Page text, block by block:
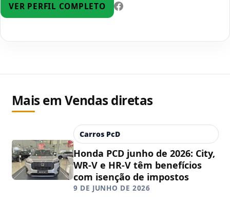
VER PERFIL COMPLETO
Mais em Vendas diretas
Carros PcD
Honda PCD junho de 2026: City,
WR-V e HR-V têm benefícios
com isenção de impostos
9 DE JUNHO DE 2026